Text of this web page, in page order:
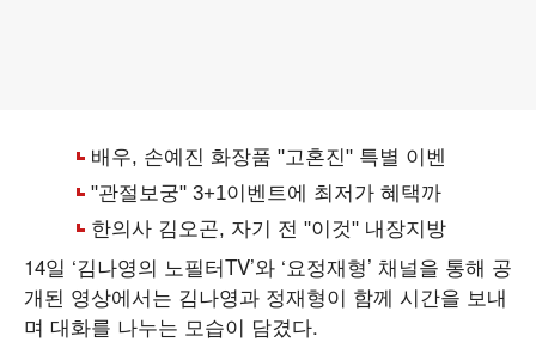
14일 ‘김나영의 노필터TV’와 ‘요정재형’ 채널을 통해 공
개된 영상에서는 김나영과 정재형이 함께 시간을 보내
며 대화를 나누는 모습이 담겼다.